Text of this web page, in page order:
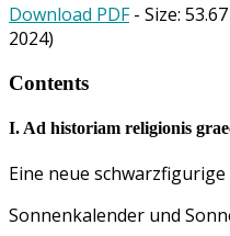
Download PDF- Size:
2024)
Contents
I. Ad historiam religionis
Eine neue
Sonnenkalender und